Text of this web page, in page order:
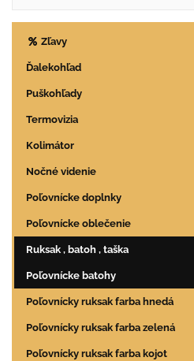
Zľavy
Ďalekohľad
Puškohľady
Termovizia
Kolimátor
Nočné videnie
Poľovnícke doplnky
Poľovnícke oblečenie
Ruksak , batoh , taška
Poľovnícke batohy
Poľovnícky ruksak farba hnedá
Poľovnícky ruksak farba zelená
Poľovnícky ruksak farba kojot